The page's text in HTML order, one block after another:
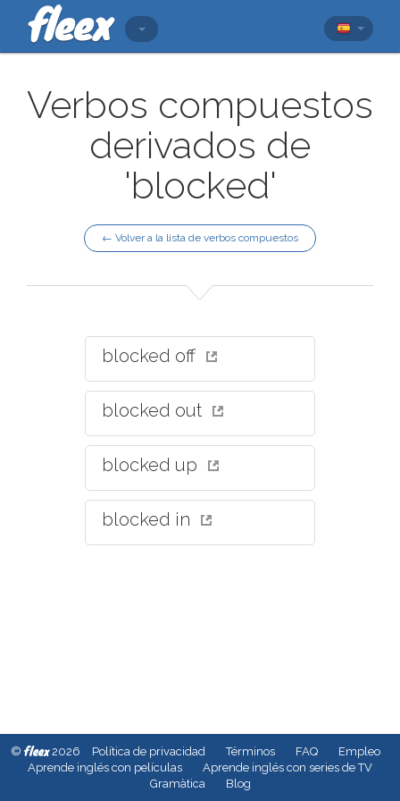
Verbos compuestos
derivados de
'blocked'
← Volver a la lista de verbos compuestos
blocked off
blocked out
blocked up
blocked in
© fleex2026 Política de privacidad Términos FAQ
Empleo
Aprende inglés con películas
Aprende inglés con series de TV
Gramàtica
Blog